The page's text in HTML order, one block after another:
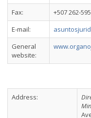
Fax:
+507 262-
E-mail:
General
website:
Address: